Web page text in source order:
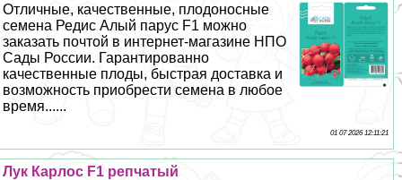
Отличные, качественные, плодоносные
семена Редис Алый парус F1 можно
заказать почтой в интернет-магазине НПО
Сады России. Гарантированно
качественные плоды, быстрая доставка и
возможность приобрести семена в любое
время......
01 07 2026 12:11:21
Лук Карлос F1 репчатый